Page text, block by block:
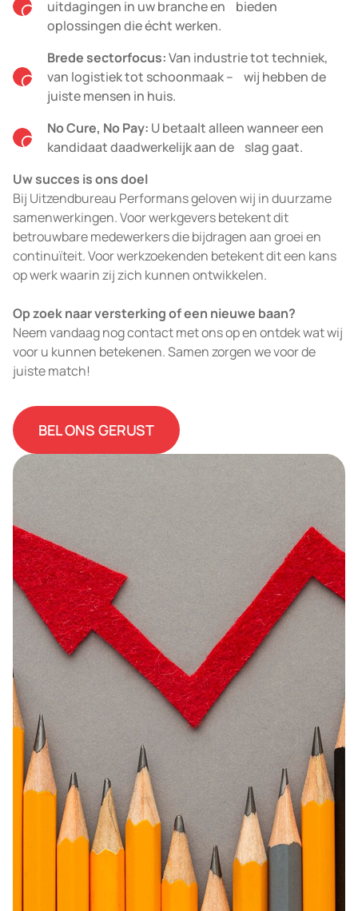
uitdagingen in uw branche en bieden
oplossingen die écht werken.
Brede sectorfocus:Van industrie tot techniek,
van logistiek tot schoonmaak – wij hebben de
juiste mensen in huis.
No Cure, No Pay: U betaalt alleen wanneer een
kandidaat daadwerkelijk aan de slag gaat.
Uw succes is ons doel
Bij Uitzendbureau Performans geloven wij in duurzame
samenwerkingen. Voor werkgevers betekent dit
betrouwbare medewerkers die bijdragen aan groei en
continuïteit. Voor werkzoekenden betekent dit een kans
op werk waarin zij zich kunnen ontwikkelen.
Op zoek naar versterking of een nieuwe baan?
Neem vandaag nog contact met ons op en ontdek wat wij
voor u kunnen betekenen. Samen zorgen we voor de
juiste match!
BEL ONS GERUST